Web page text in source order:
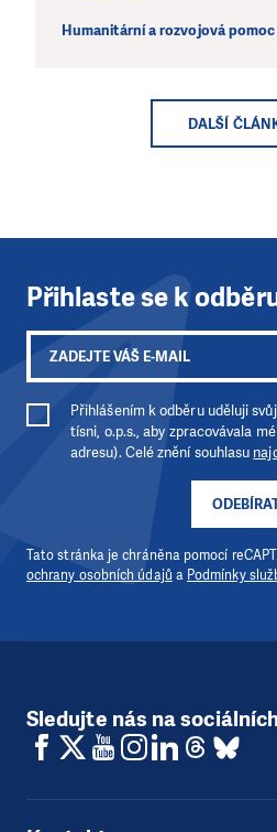
Humanitární a rozvojová pomoc
DALŠÍ
Přihlaste se k
Přihlášením k odběru uděluji
tísni, o.p.s., aby zpracovávala
adresu). Celé znění souhlasu
Tato stránka je chráněna pomocí
ochrany osobních údajů a Podmínky
Sledujte nás na